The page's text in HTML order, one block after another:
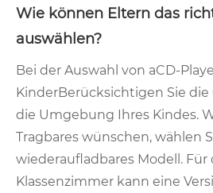
Wie können Eltern das
auswählen?
Bei der Auswahl von aCD-
KinderBerücksichtigen Sie
die Umgebung Ihres Kindes.
Tragbares wünschen, wählen
wiederaufladbares Modell. Für
Klassenzimmer kann eine